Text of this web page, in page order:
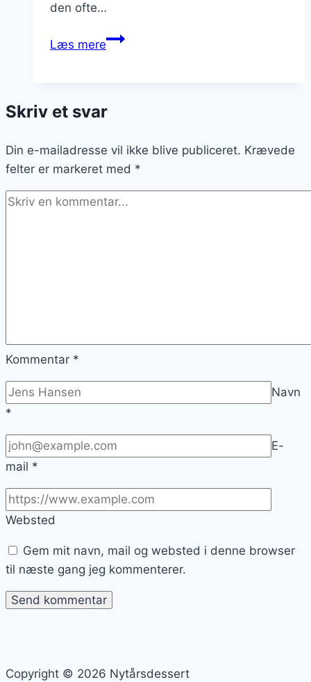
den ofte…
Læs mereNytårsdessert
fløde
Skriv et svar
Din e-mailadresse vil ikke blive publiceret. Krævede
felter er markeret med *
Kommentar *
Navn
*
E-
mail *
Websted
Gem mit navn, mail og websted i denne browser
til næste gang jeg kommenterer.
Copyright © 2026 Nytårsdessert